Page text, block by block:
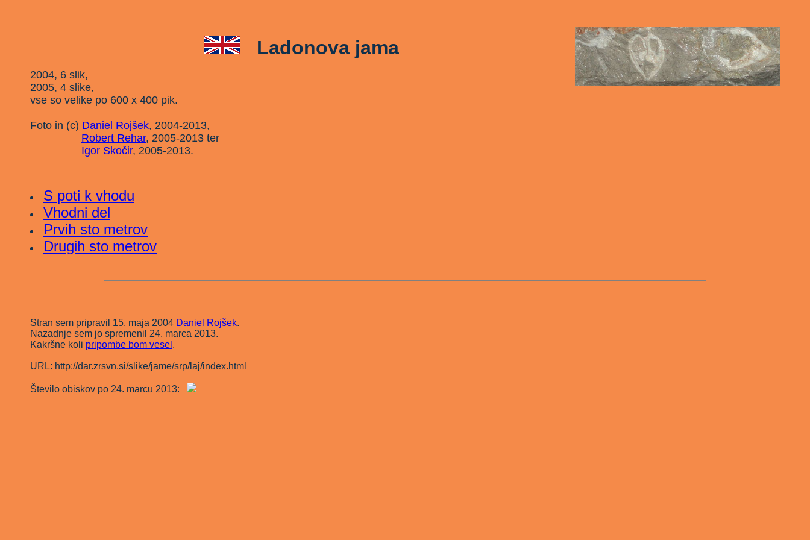
Ladonova jama
2004, 6 slik,
2005, 4 slike,
vse so velike po 600 x 400 pik.
Foto in (c) Daniel Rojšek, 2004-2013,
Robert Rehar, 2005-2013 ter
Igor Skočir, 2005-2013.
S poti k vhodu
Vhodni del
Prvih sto metrov
Drugih sto metrov
Stran sem pripravil 15. maja 2004 Daniel Rojšek.
Nazadnje sem jo spremenil 24. marca 2013.
Kakršne koli pripombe bom vesel .
URL: http://dar.zrsvn.si/slike/jame/srp/laj/index.html
Število obiskov po 24. marcu 2013: